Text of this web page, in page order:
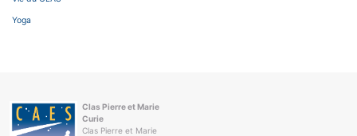
Yoga
Clas Pierre et Marie
Curie
Clas Pierre et Marie